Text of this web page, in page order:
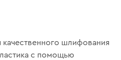
качественного шлифования
с помощью